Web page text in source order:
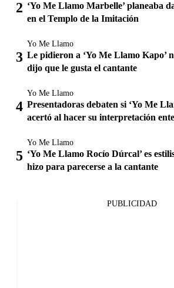
‘Yo Me Llamo Marbelle’ planeaba
en el Templo de la Imitación
Yo Me Llamo
Le pidieron a ‘Yo Me Llamo Kapo’
dijo que le gusta el cantante
Yo Me Llamo
Presentadoras debaten si ‘Yo Me
acertó al hacer su interpretación
Yo Me Llamo
‘Yo Me Llamo Rocío Dúrcal’ es
hizo para parecerse a la cantante
PUBLICIDAD